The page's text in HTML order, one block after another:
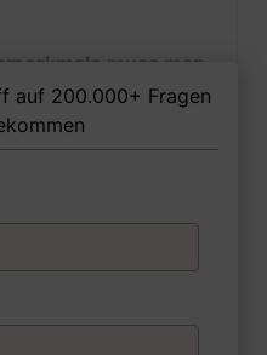
muss man
nach besitzen,
zu sein?
auf 200.000+ Fragen